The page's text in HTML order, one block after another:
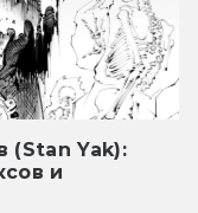
(Stan Yak):
и